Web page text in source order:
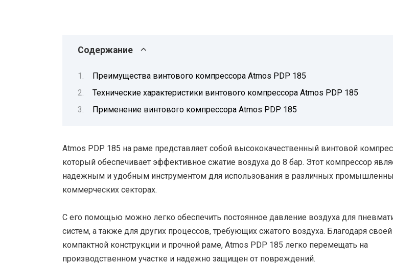
Содержание
Преимущества винтового компрессора Atmos PDP 185
Технические характеристики винтового компрессора Atmos PDP 185
Применение винтового компрессора Atmos PDP 185
Atmos PDP 185 на раме представляет собой высококачественный винтовой
который обеспечивает эффективное сжатие воздуха до 8 бар. Этот компрессор
надежным и удобным инструментом для использования в различных
коммерческих секторах.
С его помощью можно легко обеспечить постоянное давление воздуха для
систем, а также для других процессов, требующих сжатого воздуха. Благодаря своей
компактной конструкции и прочной раме, Atmos PDP 185 легко перемещать на
производственном участке и надежно защищен от повреждений.